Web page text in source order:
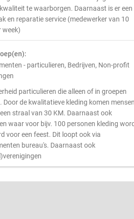
te waarborgen. Daarnaast is er een
en reparatie service (medewerker van 10
week)
- particulieren, Bedrijven, Non-profit
particulieren die alleen of in groepen
Door de kwalitatieve kleding komen
straal van 30 KM. Daarnaast ook
waar voor bijv. 100 personen kleding
voor een feest. Dit loopt ook via
bureau's. Daarnaast ook